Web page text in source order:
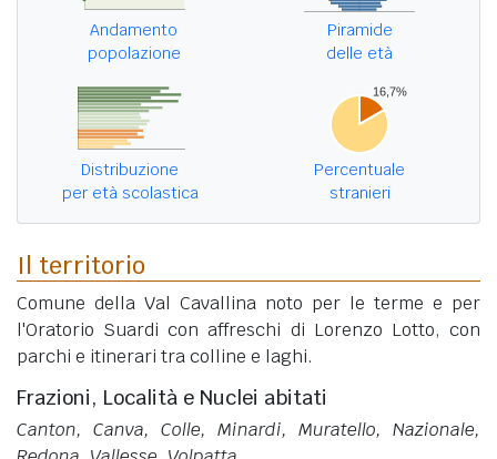
Andamento
popolazione
Piramide
delle età
Distribuzione
per età scolastica
Percentuale
stranieri
Il territorio
Comune della Val Cavallina noto per le terme e per
l'Oratorio Suardi con affreschi di Lorenzo Lotto, con
parchi e itinerari tra colline e laghi.
Frazioni, Località e Nuclei abitati
Canton, Canva, Colle, Minardi, Muratello, Nazionale,